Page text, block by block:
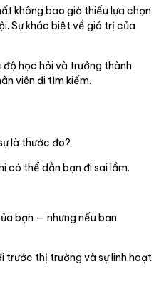
không bao giờ thiếu lựa chọn
Sự khác biệt về giá trị của
học hỏi và trưởng thành
viên đi tìm kiếm.
là thước đo?
có thể dẫn bạn đi sai lầm.
bạn — nhưng nếu bạn
trước thị trường và sự linh hoạt